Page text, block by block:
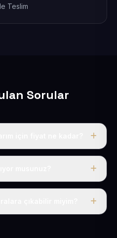
Teslim
Sorular
geçerli yıllık tek
ilçelere uzaktan ve